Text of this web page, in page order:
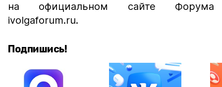
на официальном сайте Форума
ivolgaforum.ru.
Подпишись!